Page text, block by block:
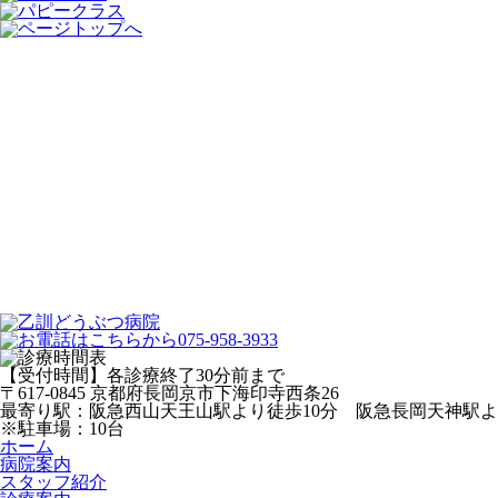
【受付時間】各診療終了30分前まで
〒617-0845 京都府長岡京市下海印寺西条26
最寄り駅：阪急西山天王山駅より徒歩10分 阪急長岡天神駅
※駐車場：10台
ホーム
病院案内
スタッフ紹介